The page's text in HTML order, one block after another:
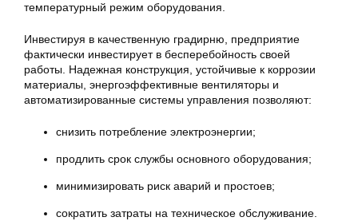
температурный режим оборудования.
Инвестируя в качественную градирню, предприятие
фактически инвестирует в бесперебойность своей
работы. Надежная конструкция, устойчивые к коррозии
материалы, энергоэффективные вентиляторы и
автоматизированные системы управления позволяют:
снизить потребление электроэнергии;
продлить срок службы основного оборудования;
минимизировать риск аварий и простоев;
сократить затраты на техническое обслуживание.